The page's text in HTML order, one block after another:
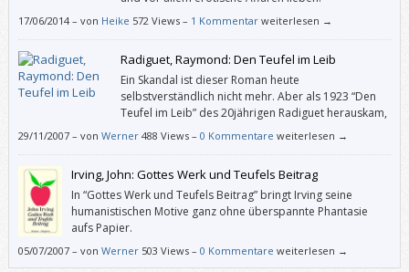
17/06/2014– von Heike 572 Views – 1 Kommentar weiterlesen →
Radiguet, Raymond: Den Teufel im Leib
Ein Skandal ist dieser Roman heute
selbstverständlich nicht mehr. Aber als 1923 “Den
Teufel im Leib” des 20jährigen Radiguet herauskam,
sah man darin eine Verhöhnung der Familie und der
29/11/2007– von Werner 488 Views – 0 Kommentare weiterlesen →
Irving, John: Gottes Werk und Teufels Beitrag
In “Gottes Werk und Teufels Beitrag” bringt Irving seine
humanistischen Motive ganz ohne überspannte Phantasie
aufs Papier.
05/07/2007– von Werner 503 Views – 0 Kommentare weiterlesen →